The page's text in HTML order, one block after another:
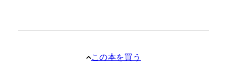
この本を買う